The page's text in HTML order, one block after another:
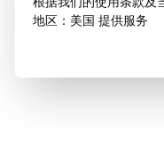
地区：美国 提供服务